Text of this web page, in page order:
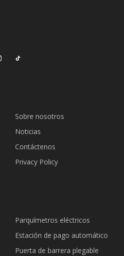
Sobre nosotros
Noticias
Contáctenos
Privacy Policy
Parquímetros eléctricos
Estación de pago automático
Puerta de barrera plegable